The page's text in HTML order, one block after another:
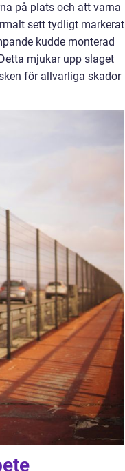
på plats och att varna
sett tydligt markerat
kudde monterad
mjukar upp slaget
för allvarliga skador